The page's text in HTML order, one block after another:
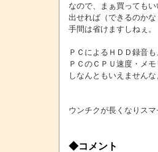
なので、まぁ買っても
出せれば（できるのか
手間は省けますしねぇ。
ＰＣによるＨＤＤ録音
ＰＣのＣＰＵ速度・メ
しなんともいえませんな
ウンチクが長くなりス
◆コメント